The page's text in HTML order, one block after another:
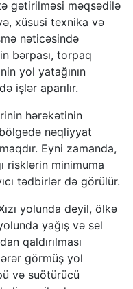
gətirilməsi məqsədilə
xüsusi texnika və
nəticəsində
bərpası, torpaq
yol yatağının
işlər aparılır.
hərəkətinin
nəqliyyat
Eyni zamanda,
risklərin minimuma
tədbirlər də görülür.
yolunda deyil, ölkə
yağış və sel
qaldırılması
görmüş yol
və suötürücü